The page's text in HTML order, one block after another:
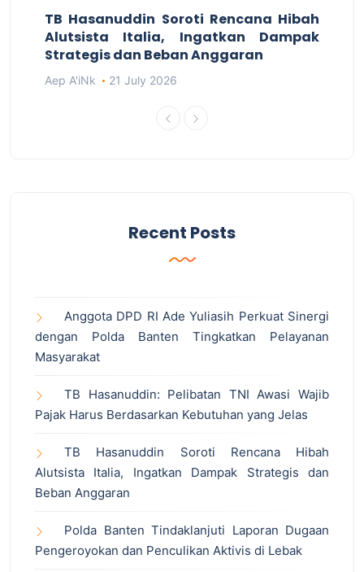
TB Hasanuddin Soroti Rencana Hibah
Alutsista Italia, Ingatkan Dampak
Strategis dan Beban Anggaran
Aep A'iNk 21 July 2026
Recent Posts
Anggota DPD RI Ade Yuliasih Perkuat Sinergi
dengan Polda Banten Tingkatkan Pelayanan
Masyarakat
TB Hasanuddin: Pelibatan TNI Awasi Wajib
Pajak Harus Berdasarkan Kebutuhan yang Jelas
TB Hasanuddin Soroti Rencana Hibah
Alutsista Italia, Ingatkan Dampak Strategis dan
Beban Anggaran
Polda Banten Tindaklanjuti Laporan Dugaan
Pengeroyokan dan Penculikan Aktivis di Lebak